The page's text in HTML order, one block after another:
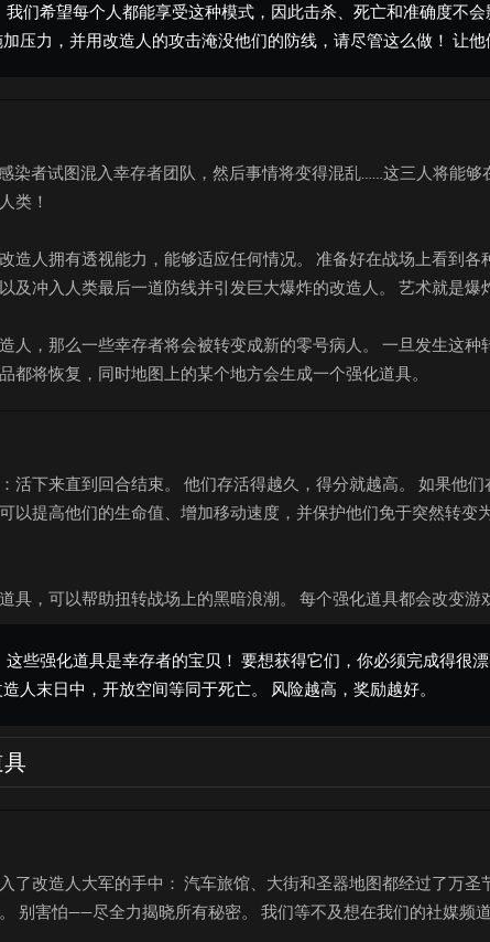
我们希望每个人都能享受这种模式，因此击杀、死亡和准确度不
压力，并用改造人的攻击淹没他们的防线，请尽管这么做！ 让他
染者试图混入幸存者团队，然后事情将变得混乱......这三人将能
类！
造人拥有透视能力，能够适应任何情况。 准备好在战场上看到
及冲入人类最后一道防线并引发巨大爆炸的改造人。 艺术就是爆
人，那么一些幸存者将会被转变成新的零号病人。 一旦发生这
都将恢复，同时地图上的某个地方会生成一个强化道具。
活下来直到回合结束。 他们存活得越久，得分就越高。 如果他
以提高他们的生命值、增加移动速度，并保护他们免于突然转变
具，可以帮助扭转战场上的黑暗浪潮。 每个强化道具都会改变游
这些强化道具是幸存者的宝贝！ 要想获得它们，你必须完成得很
人末日中，开放空间等同于死亡。 风险越高，奖励越好。
了改造人大军的手中： 汽车旅馆、大街和圣器地图都经过了万
别害怕——尽全力揭晓所有秘密。 我们等不及想在我们的社媒频